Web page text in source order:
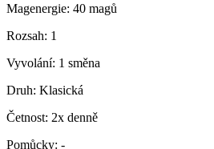
Magenergie: 40 magů
Rozsah: 1
Vyvolání: 1 směna
Druh: Klasická
Četnost: 2x denně
Pomůcky: -